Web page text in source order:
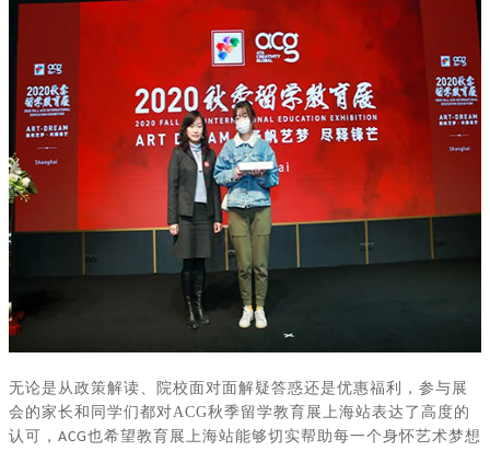
无论是从政策解读、院校面对面解疑答惑还是优惠福利，参与展
会的家长和同学们都对ACG秋季留学教育展上海站表达了高度的
认可， ACG也希望教育展上海站能够切实帮助每一个身怀艺术梦想